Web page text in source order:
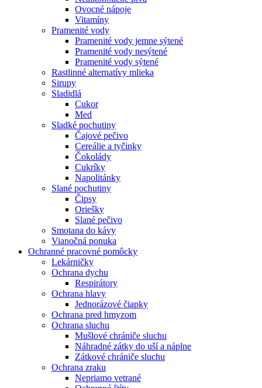
Ovocné nápoje
Vitamíny
Pramenité vody
Pramenité vody jemne sýtené
Pramenité vody nesýtené
Pramenité vody sýtené
Rastlinné alternatívy mlieka
Sirupy
Sladidlá
Cukor
Med
Sladké pochutiny
Čajové pečivo
Cereálie a tyčinky
Čokolády
Cukríky
Napolitánky
Slané pochutiny
Čipsy
Oriešky
Slané pečivo
Smotana do kávy
Vianočná ponuka
Ochranné pracovné pomôcky
Lekárničky
Ochrana dychu
Respirátory
Ochrana hlavy
Jednorázové čiapky
Ochrana pred hmyzom
Ochrana sluchu
Mušlové chrániče sluchu
Náhradné zátky do uší a náplne
Zátkové chrániče sluchu
Ochrana zraku
Nepriamo vetrané